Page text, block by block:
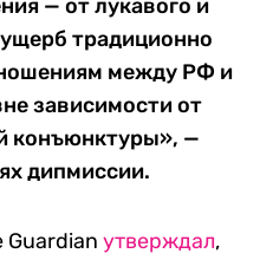
— от лукавого и
традиционно
между РФ и
зависимости от
конъюнктуры», —
дипмиссии.
Guardian утверждал,